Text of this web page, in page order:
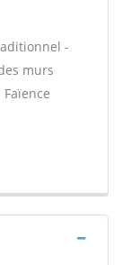
-
murs